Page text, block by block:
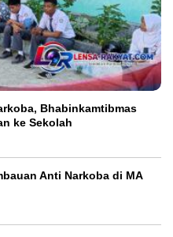
Bhabinkamtibmas
ke Sekolah
Anti Narkoba di MA